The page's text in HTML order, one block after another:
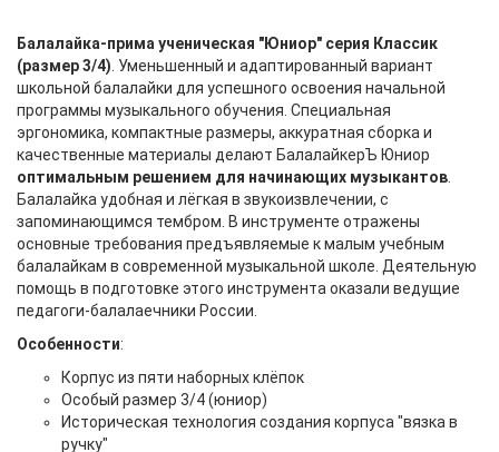
Балалайка-прима ученическая "Юниор" серия Классик
(размер 3/4) . Уменьшенный и адаптированный вариант
школьной балалайки для успешного освоения начальной
программы музыкального обучения. Специальная
эргономика, компактные размеры, аккуратная сборка и
качественные материалы делают БалалайкерЪ Юниор
оптимальным решением для начинающих музыкантов
Балалайка удобная и лёгкая в звукоизвлечении, с
запоминающимся тембром. В инструменте отражены
основные требования предъявляемые к малым учебным
балалайкам в современной музыкальной школе. Деятельную
помощь в подготовке этого инструмента оказали ведущие
педагоги-балалаечники России.
Особенности:
Корпус из пяти наборных клёпок
Особый размер 3/4 (юниор)
Историческая технология создания корпуса "вязка в
ручку"